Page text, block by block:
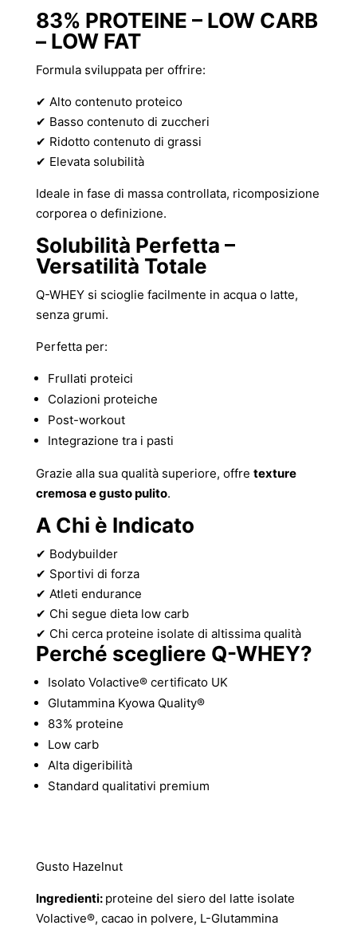
83% PROTEINE – LOW CARB
– LOW FAT
Formula sviluppata per offrire:
✔ Alto contenuto proteico
✔ Basso contenuto di zuccheri
✔ Ridotto contenuto di grassi
✔ Elevata solubilità
Ideale in fase di massa controllata, ricomposizione
corporea o definizione.
Solubilità Perfetta –
Versatilità Totale
Q-WHEY si scioglie facilmente in acqua o latte,
senza grumi.
Perfetta per:
Frullati proteici
Colazioni proteiche
Post-workout
Integrazione tra i pasti
Grazie alla sua qualità superiore, offre texture
cremosa e gusto pulito.
A Chi è Indicato
✔ Bodybuilder
✔ Sportivi di forza
✔ Atleti endurance
✔ Chi segue dieta low carb
✔ Chi cerca proteine isolate di altissima qualità
Perché scegliere Q-WHEY?
Isolato Volactive® certificato UK
Glutammina Kyowa Quality®
83% proteine
Low carb
Alta digeribilità
Standard qualitativi premium
Gusto Hazelnut
Ingredienti: proteine del siero del latte isolate
Volactive®, cacao in polvere, L-Glutammina